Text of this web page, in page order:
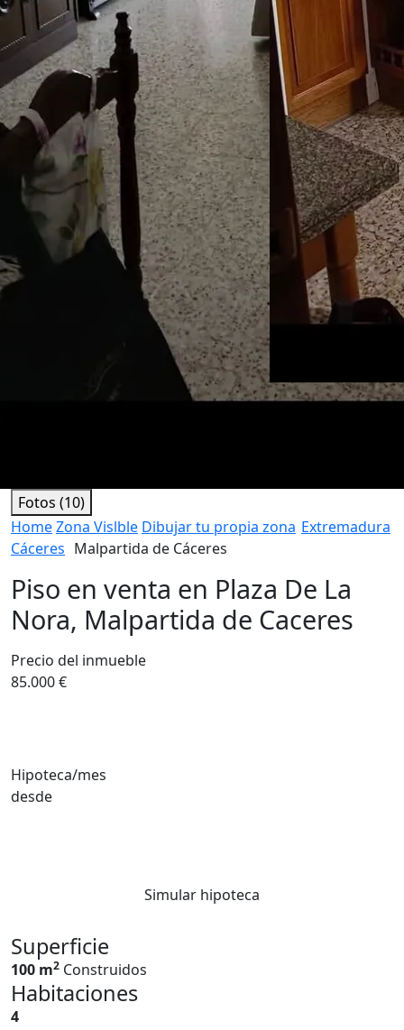
Fotos (10)
HomeZona Vislble Dibujar tu propia zona Extremadura
Cáceres Malpartida de Cáceres
Piso en venta en Plaza De La
Nora, Malpartida de Caceres
Precio del inmueble
85.000 €
Hipoteca/mes
desde
Simular hipoteca
Superficie
100 m2 Construidos
Habitaciones
4